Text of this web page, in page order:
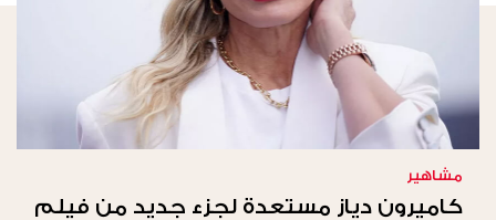
مشاهير
كاميرون دياز مستعدة لجزء جديد من فيلم